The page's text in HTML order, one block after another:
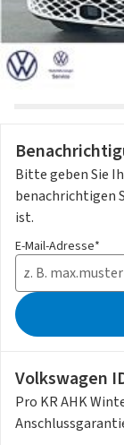
Bitte geben Sie
benachrichtigen
ist.
E-Mail-Adresse*
Volkswagen
Pro KR AHK